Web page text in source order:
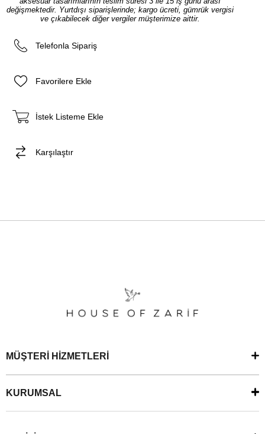
değişmektedir. Yurtdışı siparişlerinde; kargo ücreti, gümrük vergisi
ve çıkabilecek diğer vergiler müşterimize aittir.
Telefonla Sipariş
Favorilere Ekle
İstek Listeme Ekle
Karşılaştır
MÜŞTERİ HİZMETLERİ
KURUMSAL